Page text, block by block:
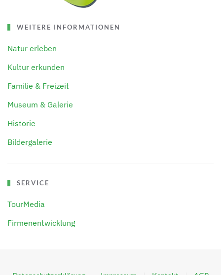
WEITERE INFORMATIONEN
Natur erleben
Kultur erkunden
Familie & Freizeit
Museum & Galerie
Historie
Bildergalerie
SERVICE
TourMedia
Firmenentwicklung